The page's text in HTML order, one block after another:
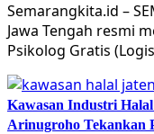
Semarangkita.id –
Jawa Tengah resmi
Psikolog Gratis
Kawasan Industri
Arinugroho Tekankan